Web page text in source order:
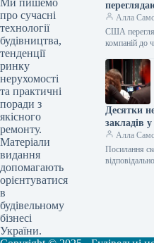
Ми пишемо
про сучасні
технології
будівництва,
тенденції
ринку
нерухомості
та практичні
поради з
якісного
ремонту.
Матеріали
видання
допомагають
орієнтуватися
в
будівельному
бізнесі
України.
доступу
до чіпів
Алла
США
компаній до
провідних
Десятки
закладів
передано
Алла
Посилання